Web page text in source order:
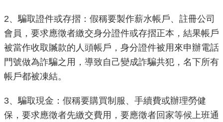
English
見
問
陳
2、騙取證件或存摺：假稱要製作薪水帳戶、註冊公司
會員，要求應徵者繳交身分證件或存摺正本，結果帳戶
被當作收取贓款的人頭帳戶，身分證件被用來申辦電話
門號做為詐騙之用，導致自己變成詐騙共犯，名下所有
帳戶都被凍結。
3、騙取現金：假稱要購買制服、手續費或辦理勞健
保，要求應徵者先繳交費用，要應徵者回家等候上班通